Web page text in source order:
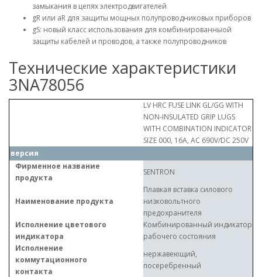
замыкания в цепях электродвигателей
gR или aR для защиты мощных полупроводниковых приборов
gS: новый класс использования для комбинированныой
защиты кабелей и проводов, а также полупроводников
Технические характеристики
3NA78056
LV HRC FUSE LINK GL/GG WITH
NON-INSULATED GRIP LUGS
WITH COMBINATION INDICATOR
SIZE 000, 16A, AC 690V/DC 250V
версия
Фирменное название
продукта
SENTRON
Наименование продукта
Плавкая вставка силового
низковольтного
предохранителя
Исполнение цветового
индикатора
Комбинированный индикатор
рабочего состояния
Исполнение
коммутационного
контакта
нержавеющий,
посеребренный